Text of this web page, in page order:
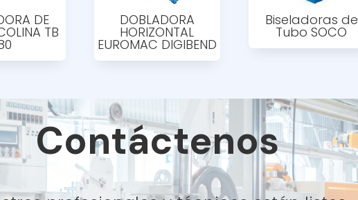
DE
TB
DOBLADORA
HORIZONTAL
EUROMAC DIGIBEND
Biseladoras de
Tubo SOCO
Contáctenos